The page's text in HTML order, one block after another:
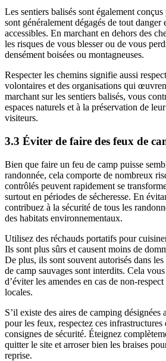
Les sentiers balisés sont également
sont généralement dégagés de tout danger
accessibles. En marchant en dehors des
les risques de vous blesser ou de vous
densément boisées ou montagneuses.
Respecter les chemins signifie aussi
volontaires et des organisations qui
marchant sur les sentiers balisés, vous
espaces naturels et à la préservation de
visiteurs.
3.3 Éviter de faire des feux de
Bien que faire un feu de camp puisse
randonnée, cela comporte de nombreux
contrôlés peuvent rapidement se
surtout en périodes de sécheresse. En
contribuez à la sécurité de tous les
des habitats environnementaux.
Utilisez des réchauds portatifs pour
Ils sont plus sûrs et causent moins de
De plus, ils sont souvent autorisés dans
de camp sauvages sont interdits. Cela
d’éviter les amendes en cas de non-
locales.
S’il existe des aires de camping désignées
pour les feux, respectez ces
consignes de sécurité. Éteignez
quitter le site et arroser bien les braises
reprise.